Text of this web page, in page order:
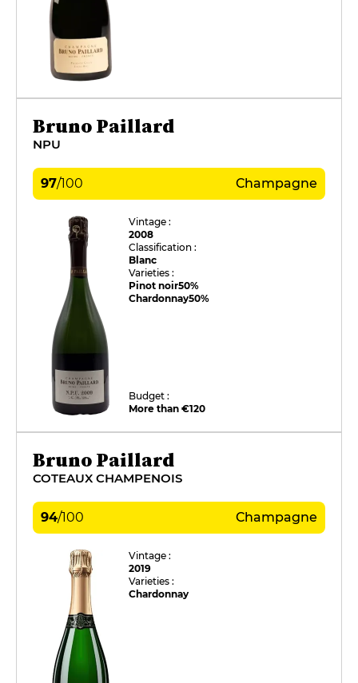
Bruno Paillard
NPU
97/100 Champagne
Vintage :
2008
Classification :
Blanc
Varieties :
Pinot noir50%
Chardonnay50%
Budget :
More than €120
Bruno Paillard
COTEAUX CHAMPENOIS
94/100 Champagne
Vintage :
2019
Varieties :
Chardonnay